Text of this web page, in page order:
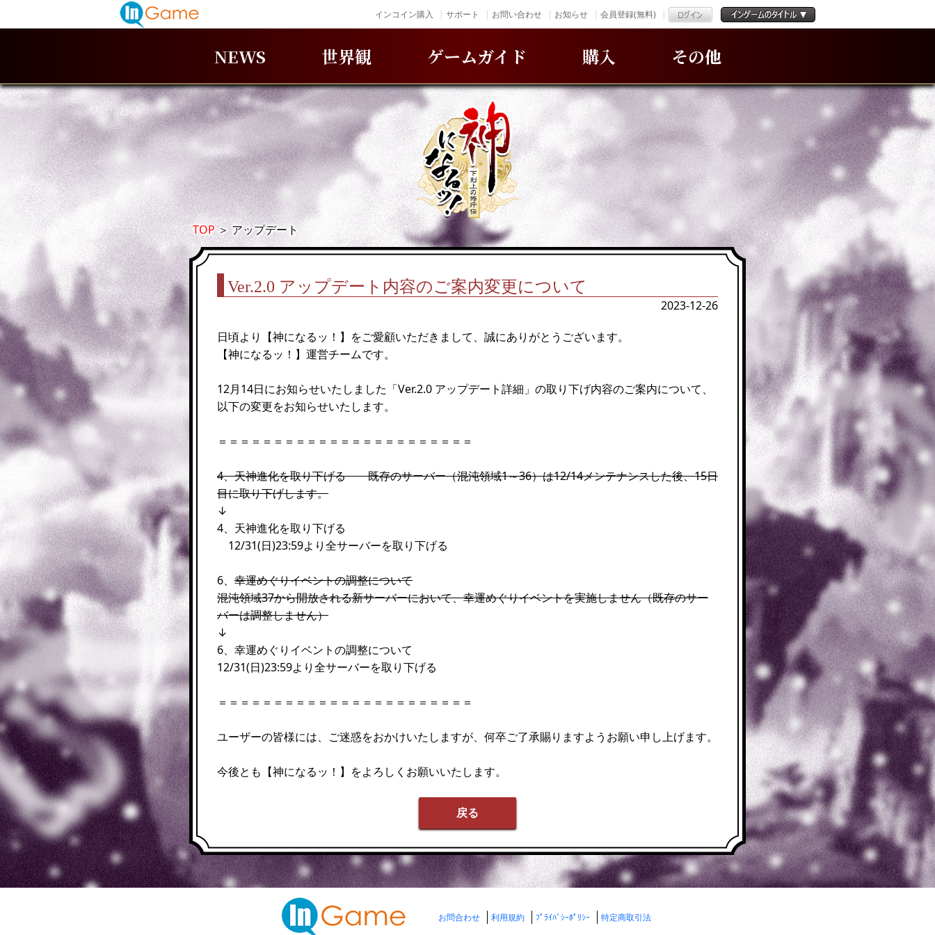
インコイン購入 サポート お問い合わせ お知らせ 会員登録(無料)
NEWS 世界観 ゲームガイド 購入 その他
TOP＞アップデート
Ver.2.0 アップデート内容のご案内変更について
2023-12-26
日頃より【神になるッ！】をご愛顧いただきまして、誠にありがとうございます。
【神になるッ！】運営チームです。
12月14日にお知らせいたしました「Ver.2.0 アップデート詳細」の取り下げ内容のご案内について、
以下の変更をお知らせいたします。
＝＝＝＝＝＝＝＝＝＝＝＝＝＝＝＝＝＝＝＝＝＝＝
4、天神進化を取り下げる 既存のサーバー（混沌領域1～36）は12/14メンテナンスした後、15日
目に取り下げします。
↓
4、天神進化を取り下げる
12/31(日)23:59より全サーバーを取り下げる
6、 幸運めぐりイベントの調整について
混沌領域37から開放される新サーバーにおいて、幸運めぐりイベントを実施しません（既存のサー
バーは調整しません）
↓
6、幸運めぐりイベントの調整について
12/31(日)23:59より全サーバーを取り下げる
＝＝＝＝＝＝＝＝＝＝＝＝＝＝＝＝＝＝＝＝＝＝＝
ユーザーの皆様には、ご迷惑をおかけいたしますが、何卒ご了承賜りますようお願い申し上げます。
今後とも【神になるッ！】をよろしくお願いいたします。
戻る
お問合わせ 利用規約 ﾌﾟﾗｲﾊﾞｼｰﾎﾟﾘｼｰ 特定商取引法